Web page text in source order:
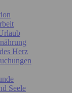
Herz
Seele